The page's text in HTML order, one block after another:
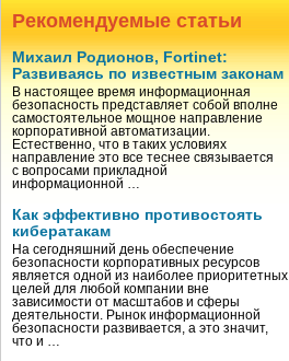
Рекомендуемые статьи
Михаил Родионов, Fortinet:
Развиваясь по известным законам
В настоящее время информационная
безопасность представляет собой вполне
самостоятельное мощное направление
корпоративной автоматизации.
Естественно, что в таких условиях
направление это все теснее связывается
с вопросами прикладной
информационной …
Как эффективно противостоять
кибератакам
На сегодняшний день обеспечение
безопасности корпоративных ресурсов
является одной из наиболее приоритетных
целей для любой компании вне
зависимости от масштабов и сферы
деятельности. Рынок информационной
безопасности развивается, а это значит,
что и …